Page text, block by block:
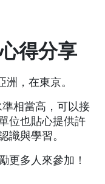
得分享
洲，在東京。
相當高，可以接
位也貼心提供許
識與學習。
更多人來參加！